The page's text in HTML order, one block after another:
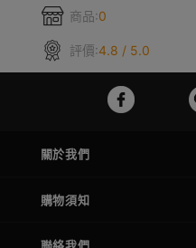
商品:0
評價:4.8 / 5.0
關於我們
購物須知